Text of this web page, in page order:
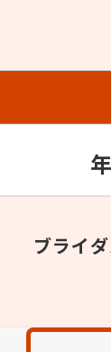
年
ブライ